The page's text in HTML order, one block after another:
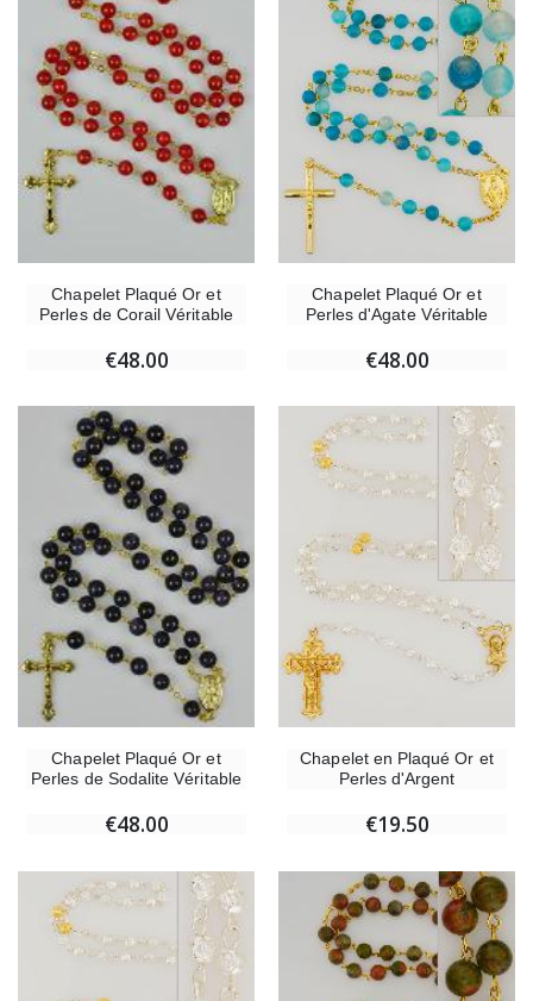
Chapelet Plaqué Or et
Perles de Corail Véritable
€48.00
Chapelet Plaqué Or et
Perles d'Agate Véritable
€48.00
Chapelet Plaqué Or et
Perles de Sodalite Véritable
€48.00
Chapelet en Plaqué Or et
Perles d'Argent
€19.50